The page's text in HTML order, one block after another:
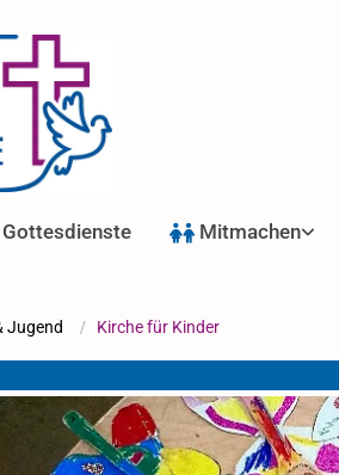
Gottesdienste Mitmachen
Jugend / Kirche für Kinder